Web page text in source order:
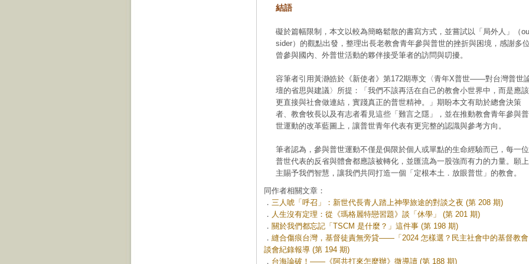
結語
礙於篇幅限制，本文以較為簡略鬆散的書寫方式，並嘗試以「局外人」（
sider）的觀點出發，整理出長老教會青年參與普世的挫折與困境，感謝多位
曾參與國內、外普世活動的夥伴接受筆者的訪問與叨擾。
容筆者引用黃瀞皓於《新使者》第172期專文〈青年X普世——對台灣普世
壇的省思與建議〉所提：「我們不該再活在自己的教會小世界中，而是應該
更直接與社會做連結，實踐真正的普世精神。」期盼本文有助於總會決策
者、教會牧長以及有志者看見這些「難言之隱」，並在推動教會青年參與普
世運動的改革藍圖上，讓普世青年代表有更完整的認識與參考方向。
筆者認為，參與普世運動不僅是侷限於個人或單點的生命經驗而已，每一位
普世代表的反省與體會都應該被轉化，並匯流為一股強而有力的力量。願上
主賜予我們智慧，讓我們共同打造一個「定根本土．放眼普世」的教會。
同作者相關文章：
． 三人唬「呼召」：新世代長青人踏上神學旅途的對談之夜 (第 208 期)
． 人生沒有定理：從《瑪格麗特戀習題》談「休學」 (第 201 期)
． 關於我們都忘記「TSCM 是什麼？」這件事 (第 198 期)
． 縫合傷痕台灣，基督徒責無旁貸——「2024 怎樣選？民主社會中的基督教
談會紀錄報導 (第 194 期)
． 台海論破！——《阿共打來怎麼辦》微導讀 (第 188 期)